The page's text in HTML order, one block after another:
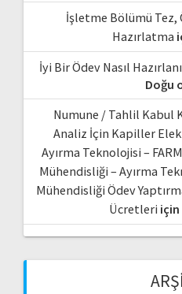
İşletme Bölümü Tez,
Hazırlatma
İyi Bir Ödev Nasıl
Doğu
Numune / Tahlil Kabul
Analiz İçin Kapiller
Ayırma Teknolojisi –
Mühendisliği – Ayırma
Mühendisliği Ödev
Ücretleri için